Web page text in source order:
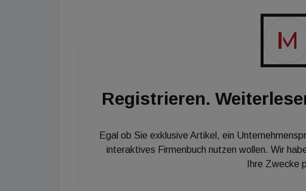
Anteil älterer Menschen in Europa 2050 bei 28,5
andere Hilfsmittel helfen, die Kosten zu begrenzen,
Versorgung werden zweifelsohne steigen. In Europa
für das Gesundheitswesen zwischen 2012 und 2020
Registrieren.
Egal ob Sie exklusive Artikel, ein
interaktives Firmenbuch nutzen wollen. Wir
Ihre Zwecke